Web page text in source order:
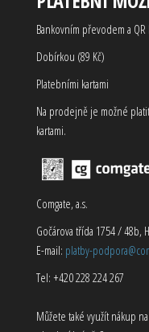
Bankovním převodem a
Dobírkou (89 Kč)
Platebními kartami
Na prodejně je možné
kartami.
Comgate, a.s.
Gočárova třída 1754 / 48b,
E-mail: platby-
Tel: +420 228 224 267
Můžete také využít nákup